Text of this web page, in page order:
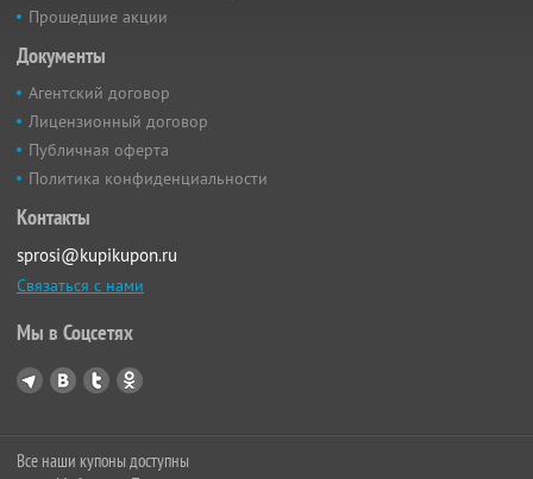
Прошедшие акции
Документы
Агентский договор
Лицензионный договор
Публичная оферта
Политика конфиденциальности
Контакты
sprosi@kupikupon.ru
Связаться с нами
Мы в Соцсетях
Все наши купоны доступны